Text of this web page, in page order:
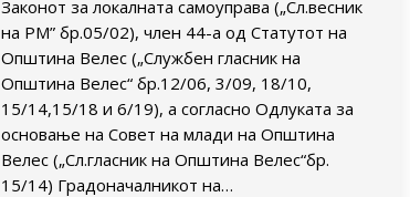
Законот за локалната самоуправа („Сл.весник
на РМ” бр.05/02), член 44-а од Статутот на
Општина Велес („Службен гласник на
Општина Велес“ бр.12/06, 3/09, 18/10,
15/14,15/18 и 6/19), а согласно Одлуката за
основање на Совет на млади на Општина
Велес („Сл.гласник на Општина Велес“бр.
15/14) Градоначалникот на…